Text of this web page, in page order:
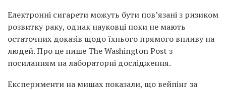
Електронні сигарети можуть бути пов’язані з ризиком
розвитку раку, однак науковці поки не мають
остаточних доказів щодо їхнього прямого впливу на
людей. Про це пише The Washington Post з
посиланням на лабораторні дослідження.
Експерименти на мишах показали, що вейпінг за